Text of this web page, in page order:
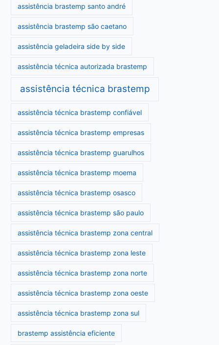
assistência brastemp santo andré
assistência brastemp são caetano
assistência geladeira side by side
assistência técnica autorizada brastemp
assistência técnica brastemp
assistência técnica brastemp confiável
assistência técnica brastemp empresas
assistência técnica brastemp guarulhos
assistência técnica brastemp moema
assistência técnica brastemp osasco
assistência técnica brastemp são paulo
assistência técnica brastemp zona central
assistência técnica brastemp zona leste
assistência técnica brastemp zona norte
assistência técnica brastemp zona oeste
assistência técnica brastemp zona sul
brastemp assistência eficiente